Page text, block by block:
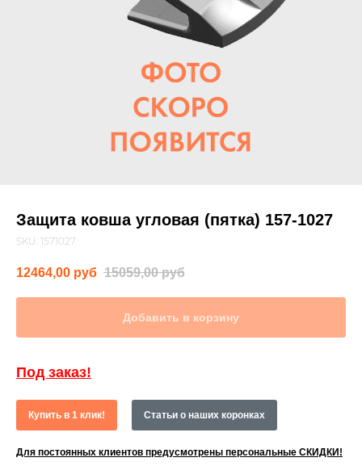
Защита ковша угловая (пятка) 157-1027
SKU: 1571027
12464,00 руб 15059,00 руб
Добавить в корзину
Под заказ!
Купить в 1 клик! Статьи о наших коронках
Для постоянных клиентов предусмотрены персональные СКИДКИ!